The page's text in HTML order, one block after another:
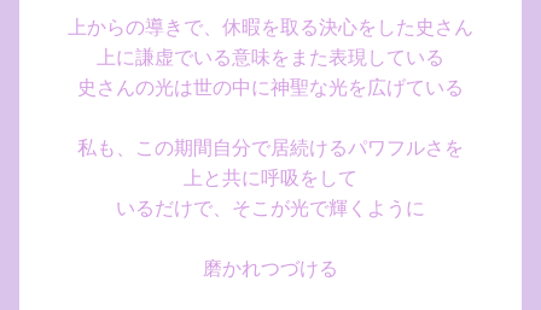
上からの導きで、休暇を取る決心をした史さん
上に謙虚でいる意味をまた表現している
史さんの光は世の中に神聖な光を広げている
私も、この期間自分で居続けるパワフルさを
上と共に呼吸をして
いるだけで、そこが光で輝くように
磨かれつづける